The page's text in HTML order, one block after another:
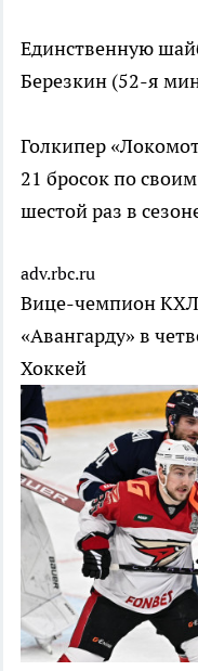
Единственную
Березкин (52-я
Голкипер
21 бросок по
шестой раз в
adv.rbc.ru
Вице-чемпион КХЛ
«Авангарду» в
Хоккей